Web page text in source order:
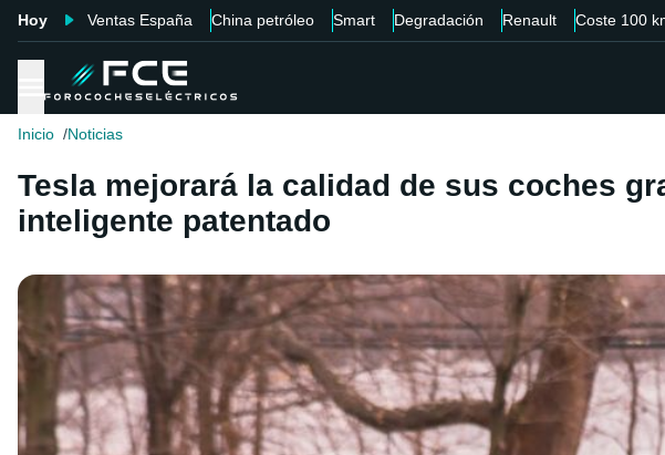
Hoy Ventas España China petróleo Smart Degradación Renault Coste 100
Inicio Noticias
Tesla mejorará la calidad de sus coches
inteligente patentado